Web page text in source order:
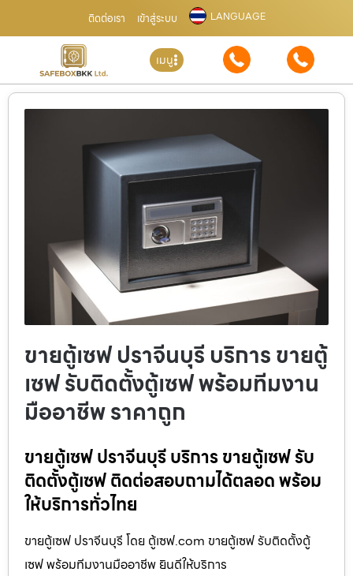
ติดต่อเรา เข้าสู่ระบบ LANGUAGE
เมนู
ขายตู้เซฟ ปราจีนบุรี บริการ ขายตู้
เซฟ รับติดตั้งตู้เซฟ พร้อมทีมงาน
มืออาชีพ ราคาถูก
ขายตู้เซฟ ปราจีนบุรี บริการ ขายตู้เซฟ รับ
ติดตั้งตู้เซฟ ติดต่อสอบถามได้ตลอด พร้อม
ให้บริการทั่วไทย
ขายตู้เซฟ ปราจีนบุรี โดย ตู้เซฟ.com ขายตู้เซฟ รับติดตั้งตู้
เซฟ พร้อมทีมงานมืออาชีพ ยินดีให้บริการ